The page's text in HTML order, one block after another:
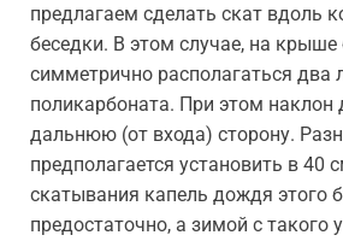
предлагаем сделать скат вдоль
беседки. В этом случае, на крыше
симметрично располагаться два
поликарбоната. При этом
дальнюю (от входа) сторону.
предполагается установить в 40
скатывания капель дождя этого
предостаточно, а зимой с такого